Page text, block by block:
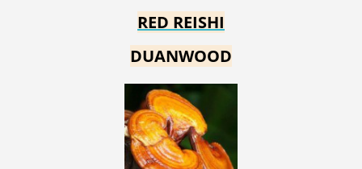
RED REISHI
DUANWOOD